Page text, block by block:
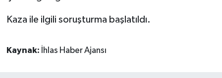
Kaza ile ilgili soruşturma başlatıldı.
Kaynak: İhlas Haber Ajansı